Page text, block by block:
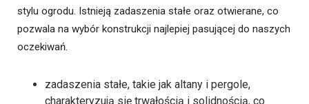
stylu ogrodu. Istnieją zadaszenia stałe oraz otwierane, co
pozwala na wybór konstrukcji najlepiej pasującej do naszych
oczekiwań.
zadaszenia stałe, takie jak altany i pergole,
charakteryzują się trwałością i solidnością, co